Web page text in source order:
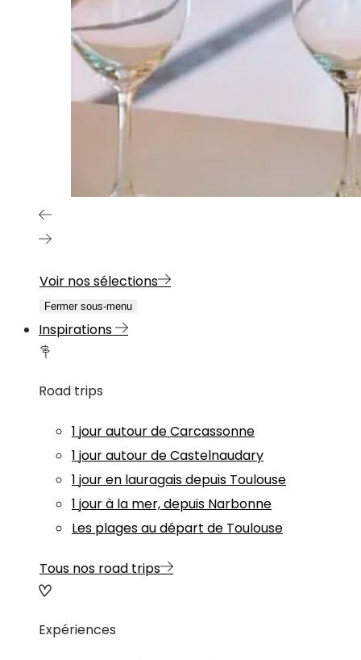
Voir nos sélections
Fermer sous-menu
Inspirations
Road trips
1 jour autour de Carcassonne
1 jour autour de Castelnaudary
1 jour en lauragais depuis Toulouse
1 jour à la mer, depuis Narbonne
Les plages au départ de Toulouse
Tous nos road trips
Expériences